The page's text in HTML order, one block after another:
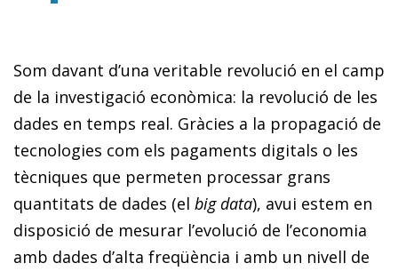
Som davant d’una veritable revolució en el camp
de la investigació econòmica: la revolució de les
dades en temps real. Gràcies a la propagació de
tecnologies com els pagaments digitals o les
tècniques que permeten processar grans
quantitats de dades (el big data), avui estem en
disposició de mesurar l’evolució de l’economia
amb dades d’alta freqüència i amb un nivell de